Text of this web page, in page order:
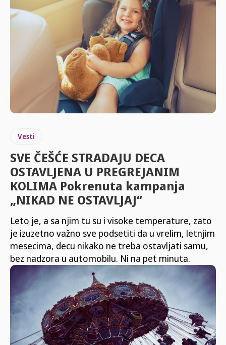
Vesti
SVE ČEŠĆE STRADAJU DECA
OSTAVLJENA U PREGREJANIM
KOLIMA Pokrenuta kampanja
„NIKAD NE OSTAVLJAJ“
Leto je, a sa njim tu su i visoke temperature, zato
je izuzetno važno sve podsetiti da u vrelim, letnjim
mesecima, decu nikako ne treba ostavljati samu,
bez nadzora u automobilu. Ni na pet minuta.